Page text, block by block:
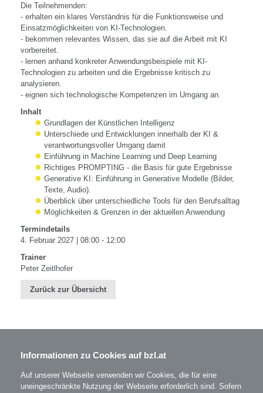
Die Teilnehmenden:
- erhalten ein klares Verständnis für die Funktionsweise und
Einsatzmöglichkeiten von KI-Technologien.
- bekommen relevantes Wissen, das sie auf die Arbeit mit KI
vorbereitet.
- lernen anhand konkreter Anwendungsbeispiele mit KI-
Technologien zu arbeiten und die Ergebnisse kritisch zu
analysieren.
- eignen sich technologische Kompetenzen im Umgang an.
Inhalt
Grundlagen der Künstlichen Intelligenz
Unterschiede und Entwicklungen innerhalb der KI &
verantwortungsvoller Umgang damit
Einführung in Machine Learning und Deep Learning
Richtiges PROMPTING - die Basis für gute Ergebnisse
Generative KI: Einführung in Generative Modelle (Bilder,
Texte, Audio).
Überblick über unterschiedliche Tools für den Berufsalltag
Möglichkeiten & Grenzen in der aktuellen Anwendung
Termindetails
4. Februar 2027 | 08:00 - 12:00
Trainer
Peter Zeitlhofer
Zurück zur Übersicht
BZL - Bildungszentrum Lenzing GmbH
A-4860 Lenzing
T: 07672 701-3531
office@bzl.at
Informationen zu Cookies auf bzl.at
Auf unserer Webseite verwenden wir Cookies, die für eine
uneingeschränkte Nutzung der Webseite erforderlich sind. Sofern